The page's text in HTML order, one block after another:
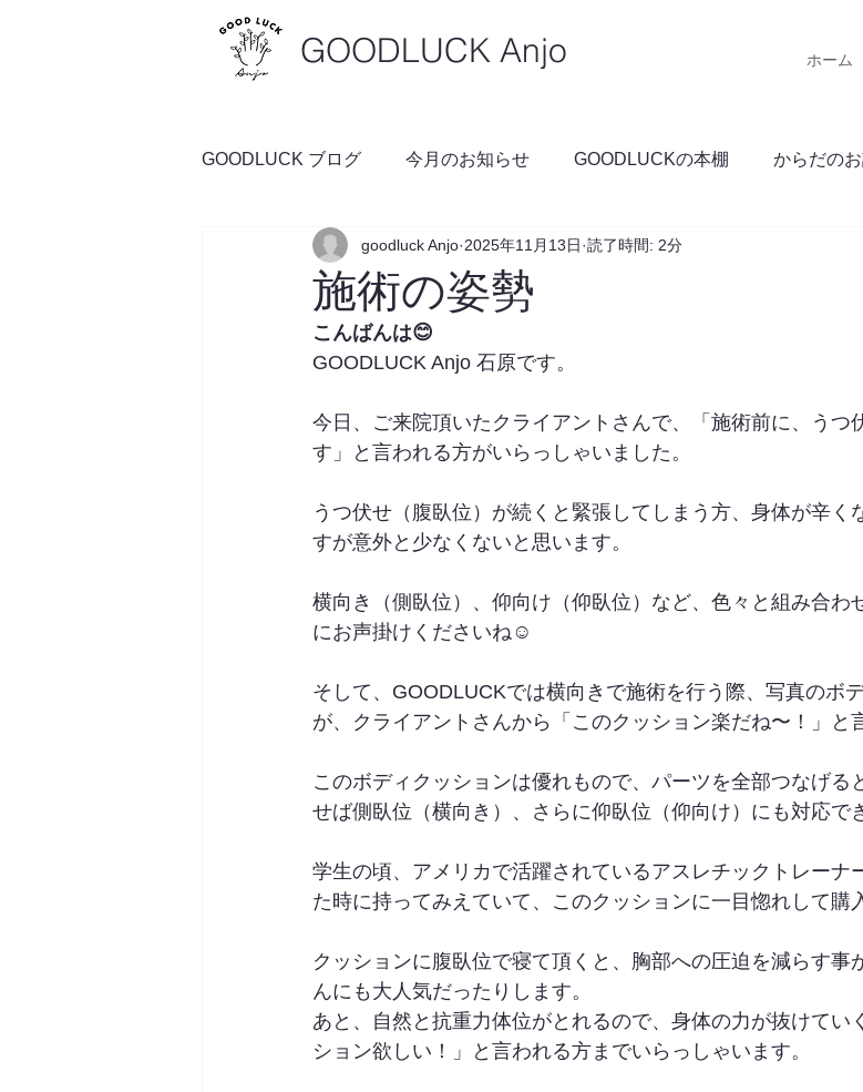
ホーム
GOODLUCK Anjo
GOODLUCK ブログ 今月のお知らせ GOODLUCKの本棚 からだの
料理の時間 予約空き状況 GOODLUCKブログ
施術の姿勢
goodluck Anjo 2025年11月13日 読了時間: 2分
こんばんは😊
GOODLUCK Anjo 石原です。
今日、ご来院頂いたクライアントさんで、「施術前に、うつ
す」と言われる方がいらっしゃいました。
うつ伏せ（腹臥位）が続くと緊張してしまう方、身体が辛く
すが意外と少なくないと思います。
横向き（側臥位）、仰向け（仰臥位）など、色々と組み合わ
にお声掛けくださいね☺️
そして、GOODLUCKでは横向きで施術を行う際、写真のボ
が、クライアントさんから「このクッション楽だね〜！」と
このボディクッションは優れもので、パーツを全部つなげる
せば側臥位（横向き）、さらに仰臥位（仰向け）にも対応で
学生の頃、アメリカで活躍されているアスレチックトレーナ
た時に持ってみえていて、このクッションに一目惚れして購
クッションに腹臥位で寝て頂くと、胸部への圧迫を減らす事
んにも大人気だったりします。
あと、自然と抗重力体位がとれるので、身体の力が抜けてい
ション欲しい！」と言われる方までいらっしゃいます。